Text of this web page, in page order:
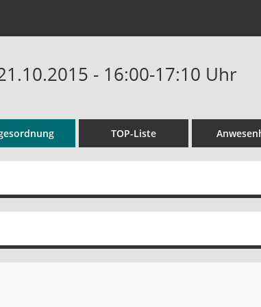
- 16:00-17:10 Uhr
TOP-Liste